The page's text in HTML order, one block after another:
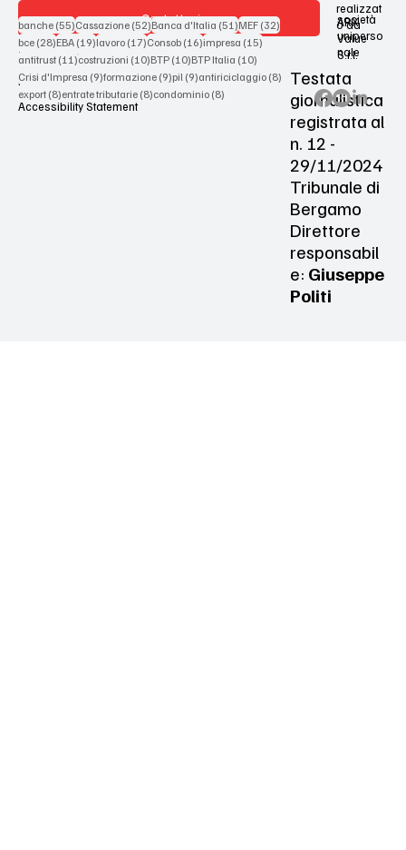
Contattaci
Terms & Conditions
Privacy Policy
Accessibility Statement
realizzat
o da
società
uniperso
nale
ARX
Value
S.r.l.
Testata
giornalistica
registrata al
n. 12 -
29/11/2024
Tribunale di
Bergamo
Direttore
responsabil
e: Giuseppe
Politi
banche (55)55 post
Cassazione (52)52 post
Banca d'Italia (51)51 post
MEF (32)32 post
bce (28)28 post
EBA (19)19 post
lavoro (17)17 post
Consob (16)16 post
impresa (15)15 post
antitrust (11)11 post
costruzioni (10)10 post
BTP (10)10 post
BTP Italia (10)10 post
Crisi d'Impresa (9)9 post
formazione (9)9 post
pil (9)9 post
antiriciclaggio (8)8 post
export (8)8 post
entrate tributarie (8)8 post
condominio (8)8 post